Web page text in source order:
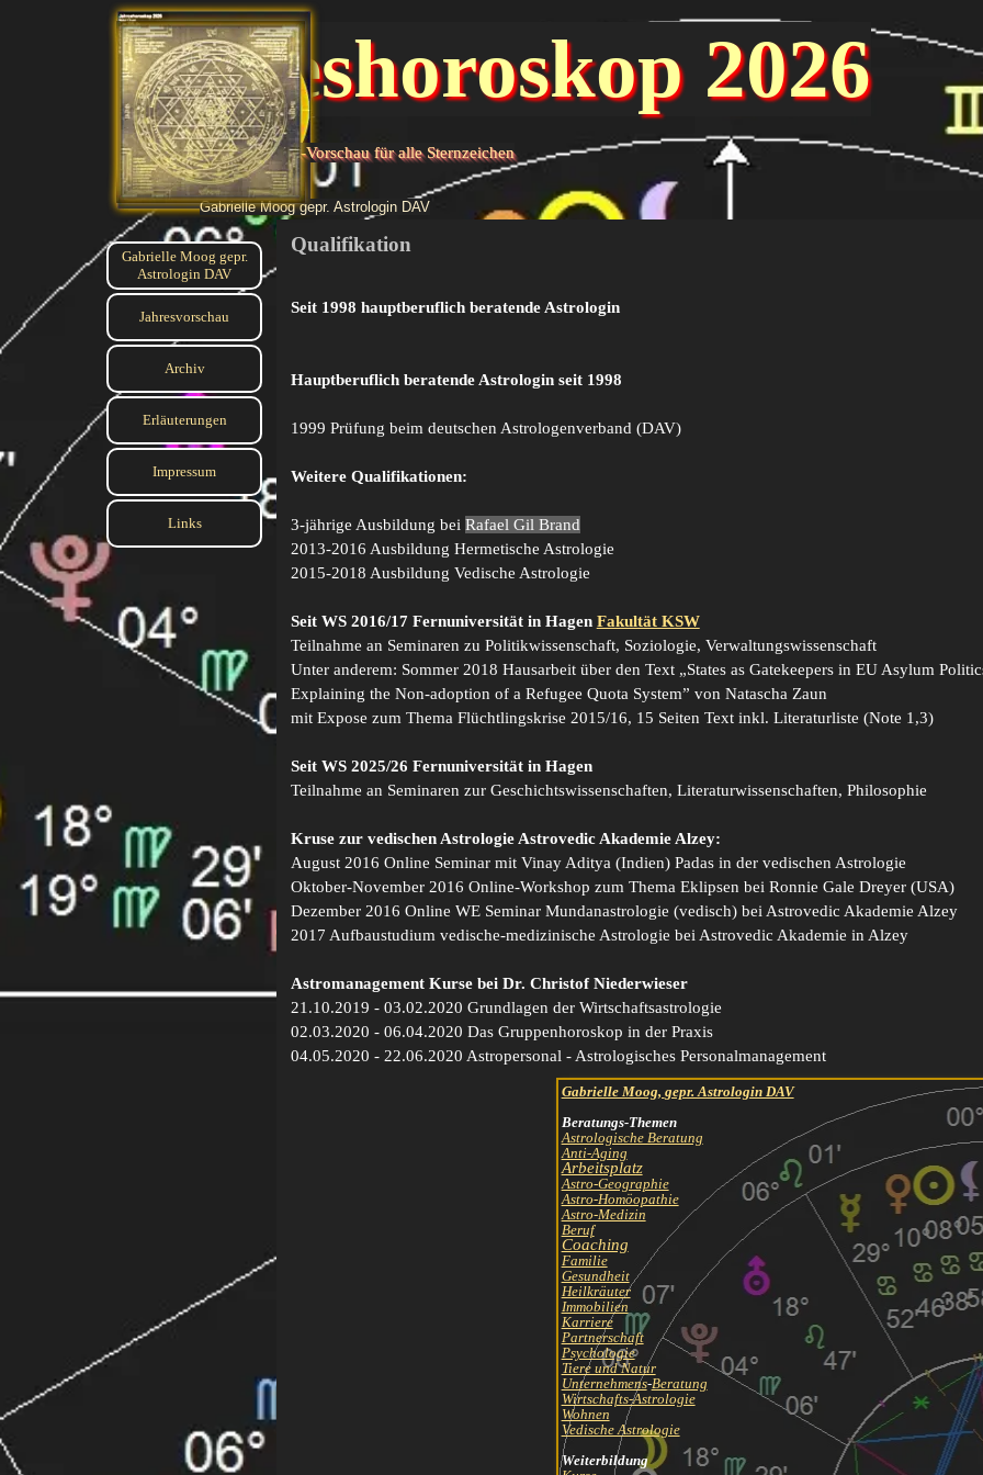
Direkt zum Seiteninhalt
Gabrielle Moog gepr. Astrologin DAV
Astrologische Jahres-Vorschau für alle Sternzeichen
Jahreshoroskop 2026
Menü überspringen
Gabrielle Moog gepr.
Astrologin DAV
Jahresvorschau
Archiv
Erläuterungen
Impressum ▼
Links ▼
Qualifikation
Seit 1998 hauptberuflich beratende Astrologin
Hauptberuflich beratende Astrologin seit 1998
1999 Prüfung beim deutschen Astrologenverband (DAV)
Weitere Qualifikationen:
3-jährige Ausbildung bei Rafael Gil Brand
2013-2016 Ausbildung Hermetische Astrologie
2015-2018 Ausbildung Vedische Astrologie
Seit WS 2016/17 Fernuniversität in Hagen Fakultät KSW
Teilnahme an Seminaren zu Politikwissenschaft, Soziologie, Verwaltungswissenschaft
Unter anderem: Sommer 2018 Hausarbeit über den Text „States as Gatekeepers in EU Asylum
Explaining the Non-adoption of a Refugee Quota System” von Natascha Zaun
mit Expose zum Thema Flüchtlingskrise 2015/16, 15 Seiten Text inkl. Literaturliste (Note 1,3)
Seit WS 2025/26 Fernuniversität in Hagen
Teilnahme an Seminaren zur Geschichtswissenschaften, Literaturwissenschaften, Philosophie
Kruse zur vedischen Astrologie Astrovedic Akademie Alzey:
August 2016 Online Seminar mit Vinay Aditya (Indien) Padas in der vedischen Astrologie
Oktober-November 2016 Online-Workshop zum Thema Eklipsen bei Ronnie Gale Dreyer (USA)
Dezember 2016 Online WE Seminar Mundanastrologie (vedisch) bei Astrovedic Akademie Alzey
2017 Aufbaustudium vedische-medizinische Astrologie bei Astrovedic Akademie in Alzey
Astromanagement Kurse bei Dr. Christof Niederwieser
21.10.2019 - 03.02.2020 Grundlagen der Wirtschaftsastrologie
02.03.2020 - 06.04.2020 Das Gruppenhoroskop in der Praxis
04.05.2020 - 22.06.2020 Astropersonal - Astrologisches Personalmanagement
Gabrielle Moog, gepr. Astrologin DAV
Beratungs-Themen
Astrologische Beratung
Anti-Aging
Arbeitsplatz
Astro-Geographie
Astro-Homöopathie
Astro-Medizin
Beruf
Coaching
Familie
Gesundheit
Heilkräuter
Immobilien
Karriere
Partnerschaft
Psychologie
Tiere und Natur
Unternehmens-Beratung
Wirtschafts-Astrologie
Wohnen
Vedische Astrologie
Weiterbildung